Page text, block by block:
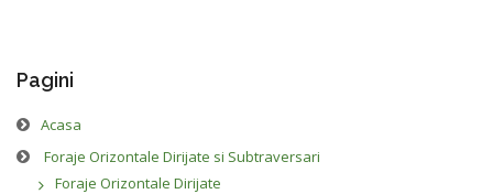
Pagini
Acasa
Foraje Orizontale Dirijate si Subtraversari
Foraje Orizontale Dirijate